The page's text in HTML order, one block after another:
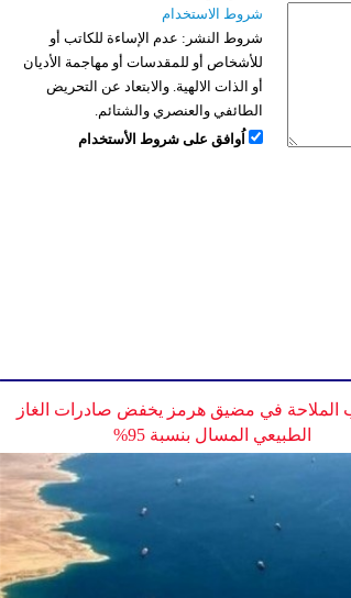
شروط الاستخدام
شروط النشر: عدم الإساءة للكاتب أو
للأشخاص أو للمقدسات أو مهاجمة الأديان
أو الذات الالهية. والابتعاد عن التحريض
الطائفي والعنصري والشتائم.
اُوافق على شروط الأستخدام
الملاحة في مضيق هرمز يخفض صادرات الغاز
الطبيعي المسال بنسبة 95%